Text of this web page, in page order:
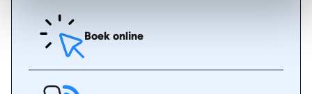
Boek online